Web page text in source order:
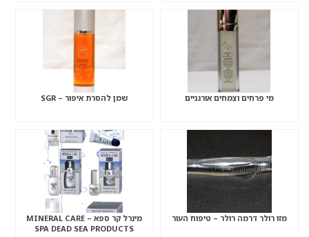
מי פרחים וצמחים אורגניים שמן להסרת איפור – SGR
מזו רולר דרמה רולר – טיפוח העור
מינרל קר ספא – MINERAL CARE
SPA DEAD SEA PRODUCTS